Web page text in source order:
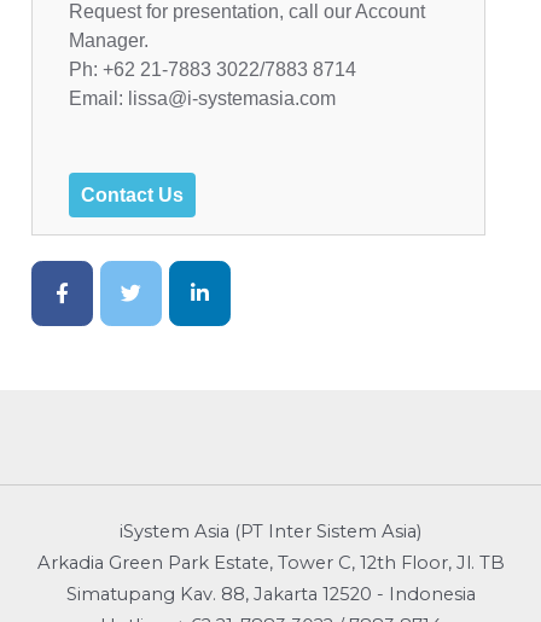
Request for presentation, call our Account
Manager.
Ph: +62 21-7883 3022/7883 8714
Email: lissa@i-systemasia.com
Contact Us
iSystem Asia (PT Inter Sistem Asia)
Arkadia Green Park Estate, Tower C, 12th Floor, Jl. TB
Simatupang Kav. 88, Jakarta 12520 - Indonesia